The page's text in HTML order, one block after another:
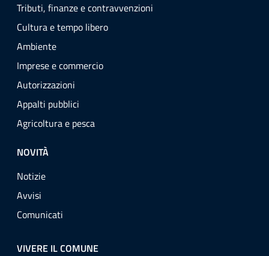
Tributi, finanze e contravvenzioni
Cultura e tempo libero
Ambiente
Imprese e commercio
Autorizzazioni
Appalti pubblici
Agricoltura e pesca
NOVITÀ
Notizie
Avvisi
Comunicati
VIVERE IL COMUNE